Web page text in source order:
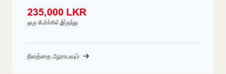
235,000 LKR
ஒரு பேர்ச்சில் இருந்து
நிலத்தை ஆராயவும்